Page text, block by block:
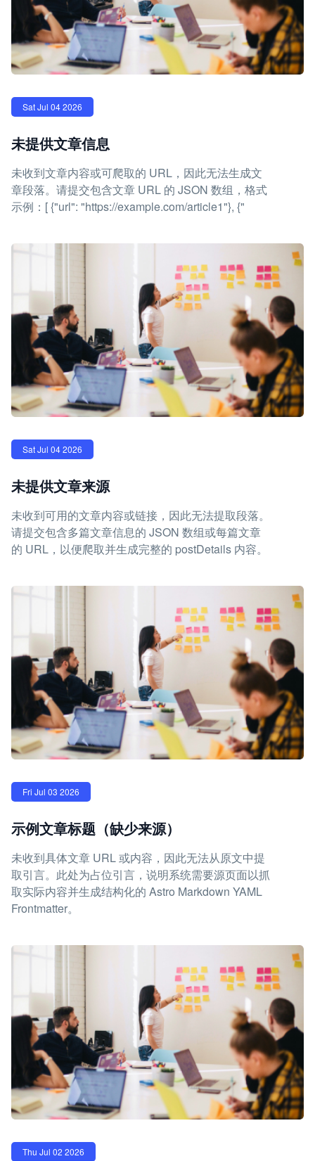
Sat Jul 04 2026
未提供文章信息
未收到文章内容或可爬取的 URL，因此无法生成文
章段落。请提交包含文章 URL 的 JSON 数组，格式
示例：[ {"url": "https://example.com/article1"}, {"
Sat Jul 04 2026
未提供文章来源
未收到可用的文章内容或链接，因此无法提取段落。
请提交包含多篇文章信息的 JSON 数组或每篇文章
的 URL，以便爬取并生成完整的 postDetails 内容。
Fri Jul 03 2026
示例文章标题（缺少来源）
未收到具体文章 URL 或内容，因此无法从原文中提
取引言。此处为占位引言，说明系统需要源页面以抓
取实际内容并生成结构化的 Astro Markdown YAML
Frontmatter。
Thu Jul 02 2026